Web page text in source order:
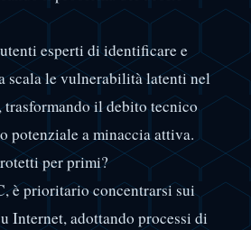
esperti di identificare e
scala le vulnerabilità latenti nel
trasformando il debito tecnico
potenziale a minaccia attiva.
per primi?
è prioritario concentrarsi sui
Internet, adottando processi di